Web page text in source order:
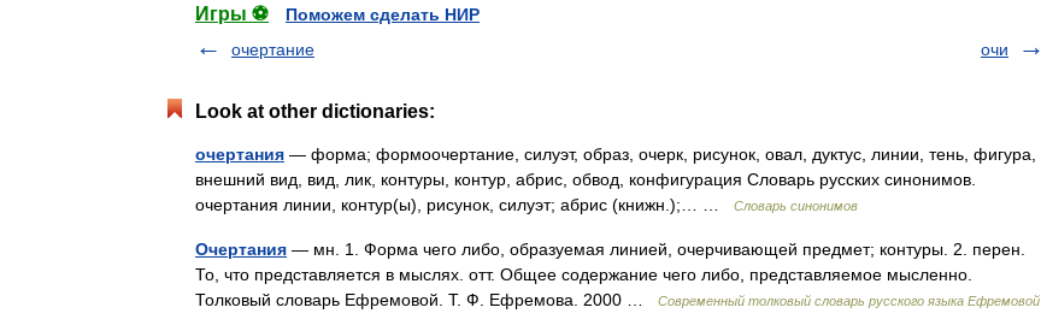
Игры ⚽
Поможем сделать НИР
очертание
очи
Look at other dictionaries:
очертания — форма; формоочертание, силуэт, образ, очерк, рисунок, овал, дуктус, линии, тень, фигура,
внешний вид, вид, лик, контуры, контур, абрис, обвод, конфигурация Словарь русских синонимов.
очертания линии, контур(ы), рисунок, силуэт; абрис (книжн.);… …
Словарь синонимов
Очертания — мн. 1. Форма чего либо, образуемая линией, очерчивающей предмет; контуры. 2. перен.
То, что представляется в мыслях. отт. Общее содержание чего либо, представляемое мысленно.
Толковый словарь Ефремовой. Т. Ф. Ефремова. 2000 …
Современный толковый словарь русского языка Ефремовой